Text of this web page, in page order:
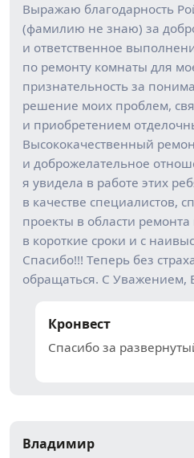
Выражаю благодарность
(фамилию не знаю) за
и ответственное
по ремонту комнаты для
признательность за
решение моих проблем,
и приобретением
Высококачественный
и доброжелательное
я увидела в работе этих
в качестве специалистов,
проекты в области
в короткие сроки и с
Спасибо!!! Теперь без
обращаться. С Уважением,
Кронвест
Спасибо за
Владимир